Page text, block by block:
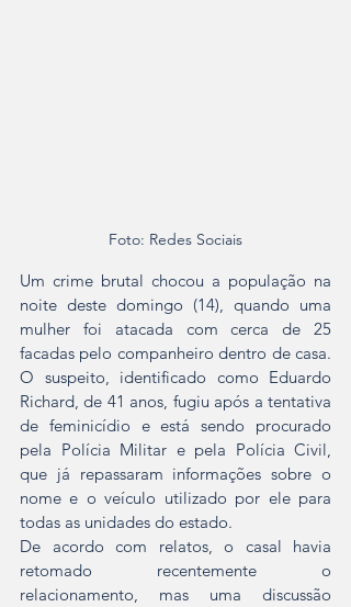
Foto: Redes Sociais
Um crime brutal chocou a população na
noite deste domingo (14), quando uma
mulher foi atacada com cerca de 25
facadas pelo companheiro dentro de casa.
O suspeito, identificado como Eduardo
Richard, de 41 anos, fugiu após a tentativa
de feminicídio e está sendo procurado
pela Polícia Militar e pela Polícia Civil,
que já repassaram informações sobre o
nome e o veículo utilizado por ele para
todas as unidades do estado.
De acordo com relatos, o casal havia
retomado recentemente o
relacionamento, mas uma discussão